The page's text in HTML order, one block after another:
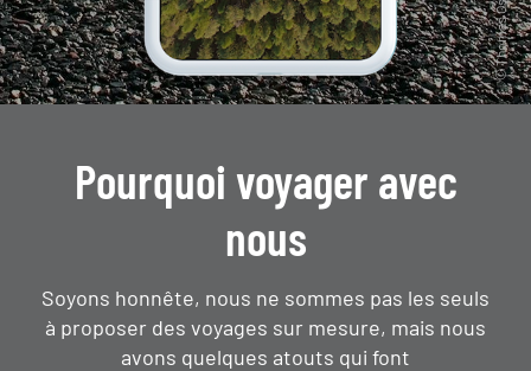
Pourquoi voyager avec
nous
Soyons honnête, nous ne sommes pas les seuls
à proposer des voyages sur mesure, mais nous
avons quelques atouts qui font